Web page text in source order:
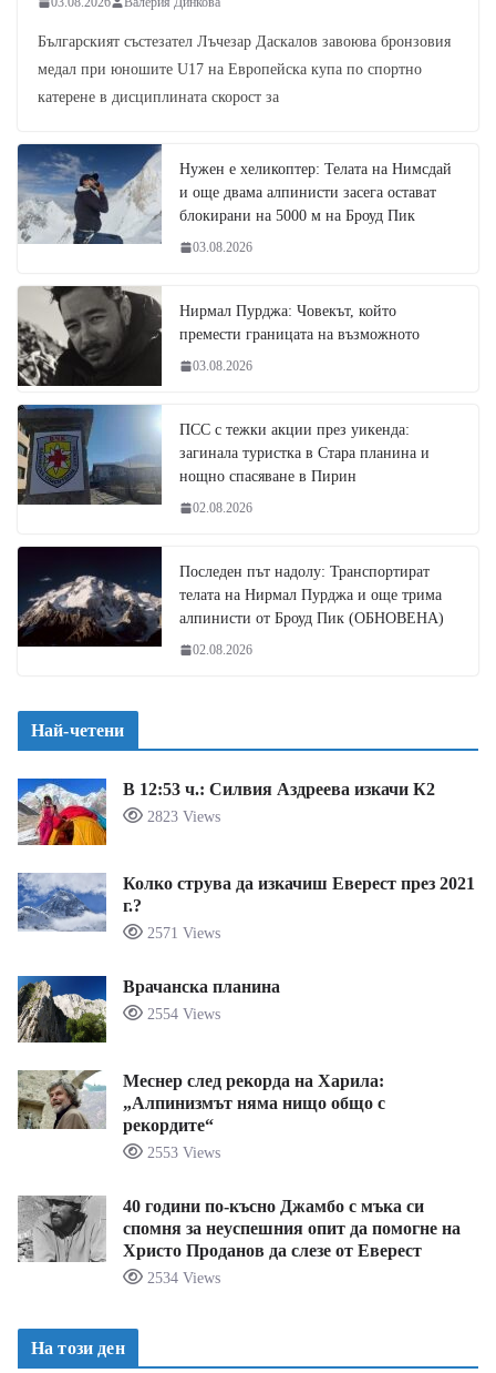
Българският състезател Лъчезар Даскалов завоюва бронзовия
медал при юношите U17 на Европейска купа по спортно
катерене в дисциплината скорост за
Нужен е хеликоптер: Телата на Нимсдай
и още двама алпинисти засега остават
блокирани на 5000 м на Броуд Пик
03.08.2026
Нирмал Пурджа: Човекът, който
премести границата на възможното
03.08.2026
ПСС с тежки акции през уикенда:
загинала туристка в Стара планина и
нощно спасяване в Пирин
02.08.2026
Последен път надолу: Транспортират
телата на Нирмал Пурджа и още трима
алпинисти от Броуд Пик (ОБНОВЕНА)
02.08.2026
Най-четени
В 12:53 ч.: Силвия Аздреева изкачи К2
2823 Views
Колко струва да изкачиш Еверест през 2021
г.?
2571 Views
Врачанска планина
2554 Views
Меснер след рекорда на Харила:
„Алпинизмът няма нищо общо с
рекордите“
2553 Views
40 години по-късно Джамбо с мъка си
спомня за неуспешния опит да помогне на
Христо Проданов да слезе от Еверест
2534 Views
На този ден